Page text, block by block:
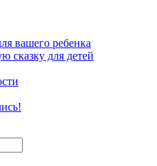
вашего ребенка
сказку для детей